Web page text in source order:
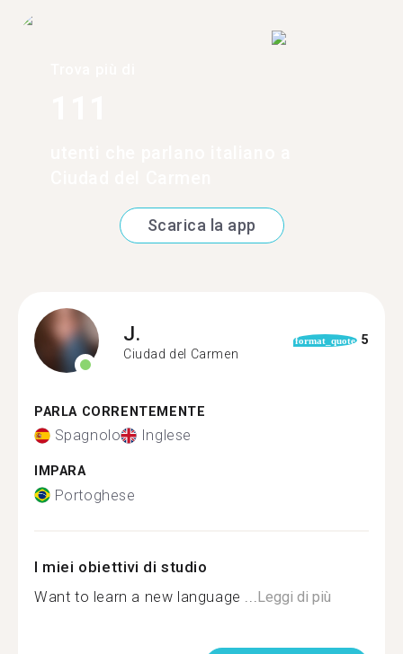
Scarica la app
J.
Ciudad del Carmen
format_quote 5
PARLA CORRENTEMENTE
Spagnolo Inglese
IMPARA
Portoghese
I miei obiettivi di studio
Want to learn a new language ... Leggi di più